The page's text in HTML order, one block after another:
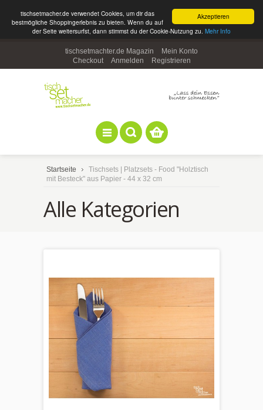
Akzeptieren
tischsetmacher.de verwendet Cookies, um dir das
bestmögliche Shoppingerlebnis zu bieten. Wenn du auf
der Seite weitersurfst, dann stimmst du der Cookie-Nutzung zu. Mehr Info
tischsetmachter.de Magazin
Mein Konto
Checkout
Anmelden Registrieren
Startseite
Tischsets | Platzsets - Food "Holztisch
mit Besteck" aus Papier - 44 x 32 cm
Alle Kategorien